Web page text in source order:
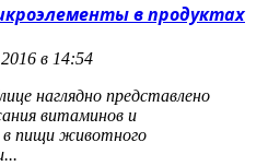
в продуктах
в 14:54
наглядно представлено
витаминов и
в пищи животного